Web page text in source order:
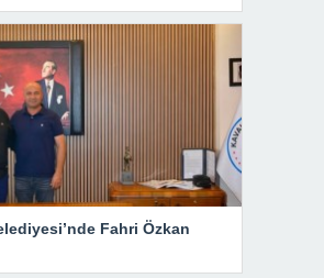
Fahri Özkan